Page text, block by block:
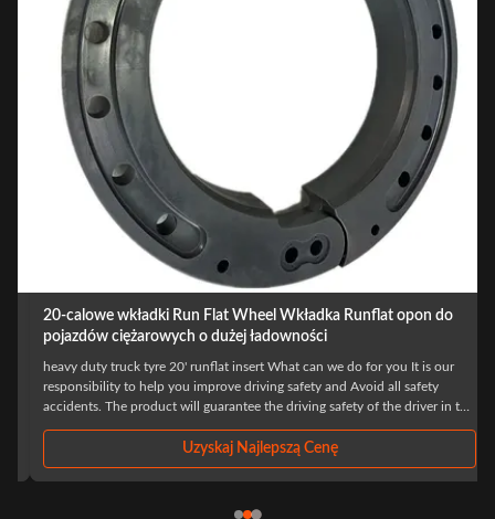
20-calowe wkładki Run Flat Wheel Wkładka Runflat opon do
pojazdów ciężarowych o dużej ładowności
heavy duty truck tyre 20' runflat insert What can we do for you It is our
responsibility to help you improve driving safety and Avoid all safety
accidents. The product will guarantee the driving safety of the driver in the
Uzyskaj Najlepszą Cenę